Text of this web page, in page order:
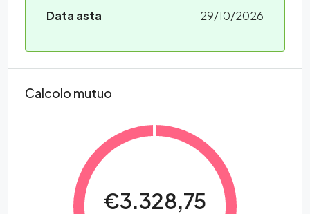
Data asta 29/10/2026
Calcolo mutuo
€3.328,75